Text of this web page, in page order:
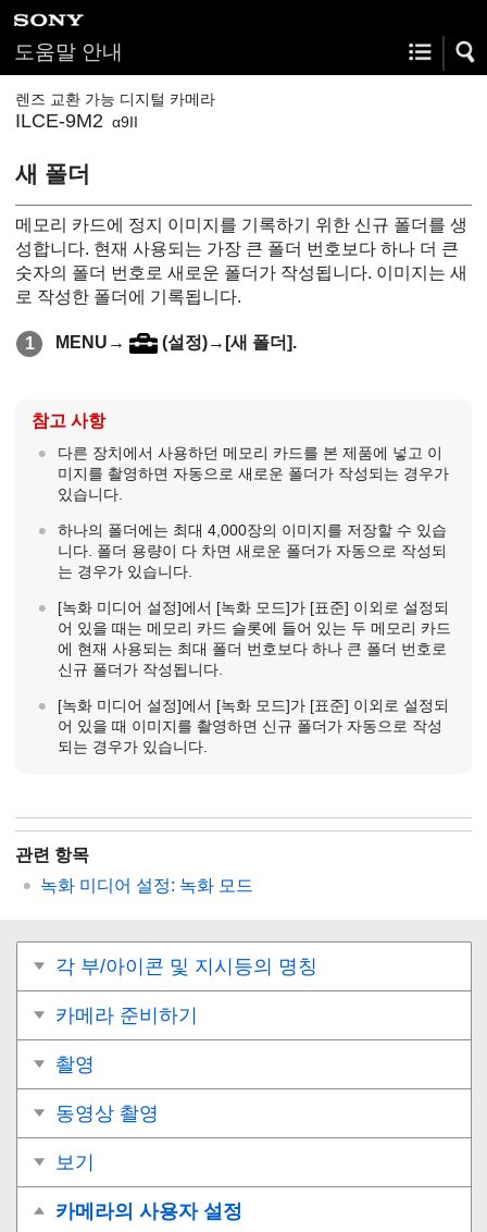
도움말 안내
렌즈 교환 가능 디지털 카메라
ILCE-9M2 α9II
새 폴더
메모리 카드에 정지 이미지를 기록하기 위한 신규 폴더를 생
성합니다. 현재 사용되는 가장 큰 폴더 번호보다 하나 더 큰
숫자의 폴더 번호로 새로운 폴더가 작성됩니다. 이미지는 새
로 작성한 폴더에 기록됩니다.
MENU → (설정)→ [새 폴더].
참고 사항
다른 장치에서 사용하던 메모리 카드를 본 제품에 넣고 이
미지를 촬영하면 자동으로 새로운 폴더가 작성되는 경우가
있습니다.
하나의 폴더에는 최대 4,000장의 이미지를 저장할 수 있습
니다. 폴더 용량이 다 차면 새로운 폴더가 자동으로 작성되
는 경우가 있습니다.
[녹화 미디어 설정]에서 [녹화 모드]가 [표준] 이외로 설정되
어 있을 때는 메모리 카드 슬롯에 들어 있는 두 메모리 카드
에 현재 사용되는 최대 폴더 번호보다 하나 큰 폴더 번호로
신규 폴더가 작성됩니다.
[녹화 미디어 설정]에서 [녹화 모드]가 [표준] 이외로 설정되
어 있을 때 이미지를 촬영하면 신규 폴더가 자동으로 작성
되는 경우가 있습니다.
관련 항목
녹화 미디어 설정: 녹화 모드
각 부/아이콘 및 지시등의 명칭
카메라 준비하기
촬영
동영상 촬영
보기
카메라의 사용자 설정